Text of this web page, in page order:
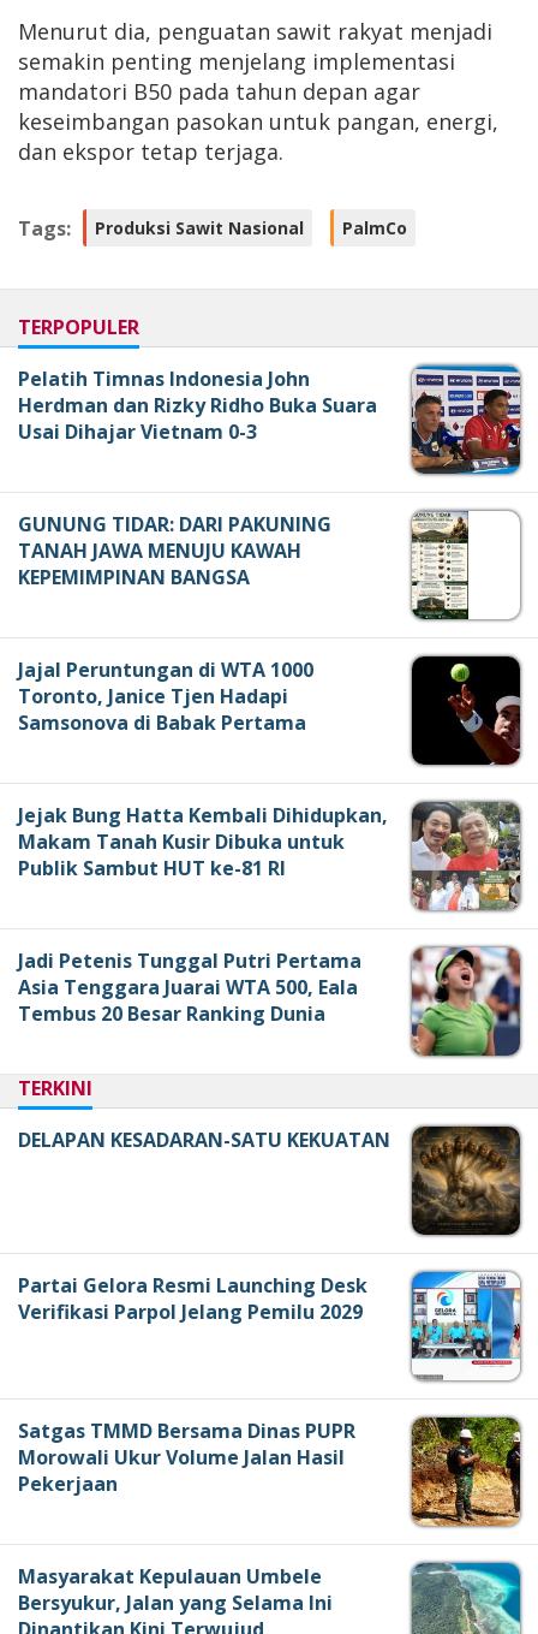
Menurut dia, penguatan sawit rakyat menjadi
semakin penting menjelang implementasi
mandatori B50 pada tahun depan agar
keseimbangan pasokan untuk pangan, energi,
dan ekspor tetap terjaga.
Tags: Produksi Sawit Nasional PalmCo
TERPOPULER
Pelatih Timnas Indonesia John
Herdman dan Rizky Ridho Buka Suara
Usai Dihajar Vietnam 0-3
GUNUNG TIDAR: DARI PAKUNING
TANAH JAWA MENUJU KAWAH
KEPEMIMPINAN BANGSA
Jajal Peruntungan di WTA 1000
Toronto, Janice Tjen Hadapi
Samsonova di Babak Pertama
Jejak Bung Hatta Kembali Dihidupkan,
Makam Tanah Kusir Dibuka untuk
Publik Sambut HUT ke-81 RI
Jadi Petenis Tunggal Putri Pertama
Asia Tenggara Juarai WTA 500, Eala
Tembus 20 Besar Ranking Dunia
TERKINI
DELAPAN KESADARAN-SATU KEKUATAN
Partai Gelora Resmi Launching Desk
Verifikasi Parpol Jelang Pemilu 2029
Satgas TMMD Bersama Dinas PUPR
Morowali Ukur Volume Jalan Hasil
Pekerjaan
Masyarakat Kepulauan Umbele
Bersyukur, Jalan yang Selama Ini